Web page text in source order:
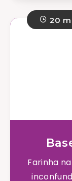
20
Farinha